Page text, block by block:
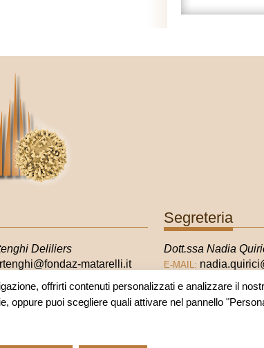
Deliliers
matarelli.it
Segreteria
Dott.ssa Nadia
E-MAIL:
offrirti contenuti personalizzati e analizzare il
oppure puoi scegliere quali attivare nel pannello